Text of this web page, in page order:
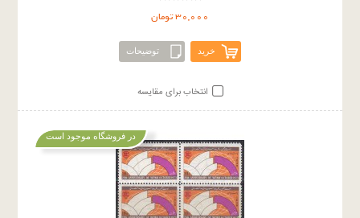
30,000 تومان
خرید توضیحات
انتخاب برای مقایسه
در فروشگاه موجود است